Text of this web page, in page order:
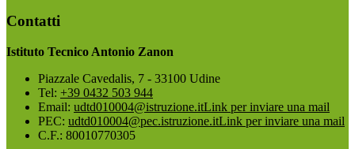
Contatti
Istituto Tecnico Antonio Zanon
Piazzale Cavedalis, 7 - 33100 Udine
Tel: +39 0432 503 944
Email: udtd010004@istruzione.itLink per inviare una mail
PEC: udtd010004@pec.istruzione.itLink per inviare una mail
C.F.: 80010770305